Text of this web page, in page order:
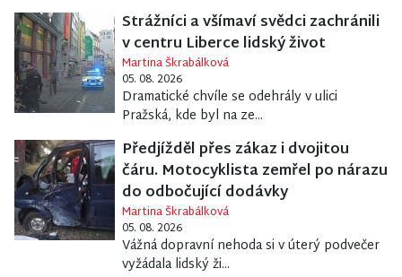
Strážníci a všímaví svědci zachránili
v centru Liberce lidský život
Martina Škrabálková
05. 08. 2026
Dramatické chvíle se odehrály v ulici
Pražská, kde byl na ze...
Předjížděl přes zákaz i dvojitou
čáru. Motocyklista zemřel po nárazu
do odbočující dodávky
Martina Škrabálková
05. 08. 2026
Vážná dopravní nehoda si v úterý podvečer
vyžádala lidský ži...